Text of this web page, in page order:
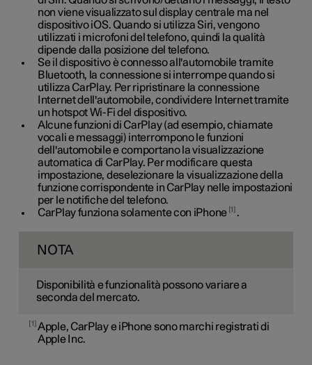
non viene visualizzato sul display centrale ma nel
dispositivo iOS. Quando si utilizza Siri, vengono
utilizzati i microfoni del telefono, quindi la qualità
dipende dalla posizione del telefono.
Se il dispositivo è connesso all'automobile tramite
Bluetooth, la connessione si interrompe quando si
utilizza CarPlay. Per ripristinare la connessione
Internet dell'automobile, condividere Internet tramite
un hotspot Wi-Fi del dispositivo.
Alcune funzioni di CarPlay (ad esempio, chiamate
vocali e messaggi) interrompono le funzioni
dell'automobile e comportano la visualizzazione
automatica di CarPlay. Per modificare questa
impostazione, deselezionare la visualizzazione della
funzione corrispondente in CarPlay nelle impostazioni
per le notifiche del telefono.
CarPlay funziona solamente con iPhone 1 .
NOTA
Disponibilità e funzionalità possono variare a
seconda del mercato.
1 Apple, CarPlay e iPhone sono marchi registrati di
Apple Inc.